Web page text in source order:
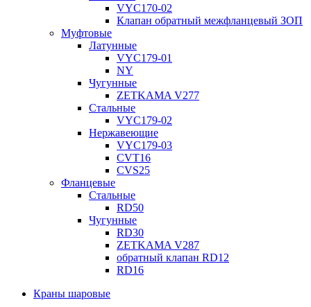
VYC170-02
Клапан обратный межфланцевый ЗОП
Муфтовые
Латунные
VYC179-01
NY
Чугунные
ZETKAMA V277
Стальные
VYC179-02
Нержавеющие
VYC179-03
CVT16
CVS25
Фланцевые
Стальные
RD50
Чугунные
RD30
ZETKAMA V287
обратный клапан RD12
RD16
Краны шаровые